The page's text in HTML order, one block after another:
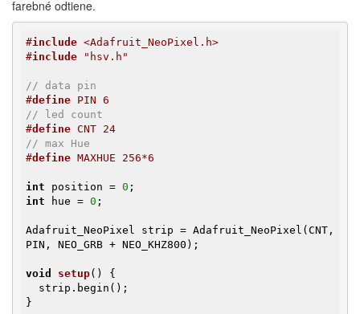
farebné odtiene.
#include <Adafruit_NeoPixel.h>
#include "hsv.h"
// data pin
#define PIN 6
// led count
#define CNT 24
// max Hue
#define MAXHUE 256*6
int position = 0
int hue = 0 ;
Adafruit_NeoPixel strip = Adafruit_NeoPixel(CNT,
PIN, NEO_GRB + NEO_KHZ800);
void setup()
{
}